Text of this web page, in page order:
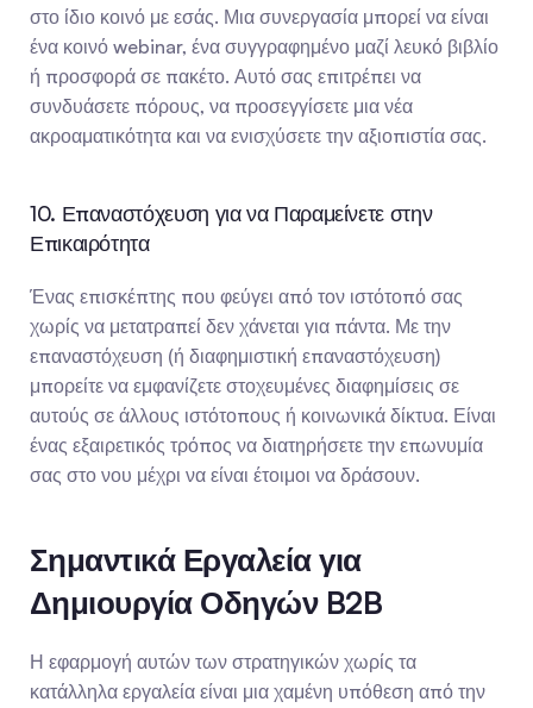
στο ίδιο κοινό με εσάς. Μια συνεργασία μπορεί να είναι
ένα κοινό webinar, ένα συγγραφημένο μαζί λευκό βιβλίο
ή προσφορά σε πακέτο. Αυτό σας επιτρέπει να
συνδυάσετε πόρους, να προσεγγίσετε μια νέα
ακροαματικότητα και να ενισχύσετε την αξιοπιστία σας.
10. Επαναστόχευση για να Παραμείνετε στην
Επικαιρότητα
Ένας επισκέπτης που φεύγει από τον ιστότοπό σας
χωρίς να μετατραπεί δεν χάνεται για πάντα. Με την
επαναστόχευση (ή διαφημιστική επαναστόχευση)
μπορείτε να εμφανίζετε στοχευμένες διαφημίσεις σε
αυτούς σε άλλους ιστότοπους ή κοινωνικά δίκτυα. Είναι
ένας εξαιρετικός τρόπος να διατηρήσετε την επωνυμία
σας στο νου μέχρι να είναι έτοιμοι να δράσουν.
Σημαντικά Εργαλεία για
Δημιουργία Οδηγών B2B
Η εφαρμογή αυτών των στρατηγικών χωρίς τα
κατάλληλα εργαλεία είναι μια χαμένη υπόθεση από την